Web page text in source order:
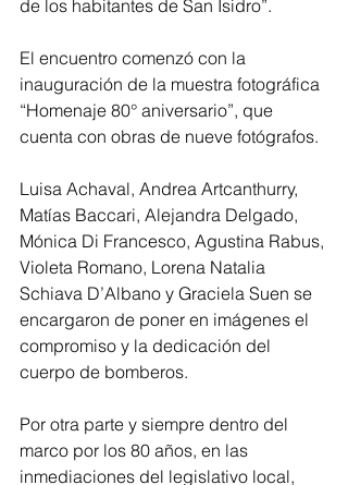
de los habitantes de San Isidro”.
El encuentro comenzó con la
inauguración de la muestra fotográfica
“Homenaje 80° aniversario”, que
cuenta con obras de nueve fotógrafos.
Luisa Achaval, Andrea Artcanthurry,
Matías Baccari, Alejandra Delgado,
Mónica Di Francesco, Agustina Rabus,
Violeta Romano, Lorena Natalia
Schiava D’Albano y Graciela Suen se
encargaron de poner en imágenes el
compromiso y la dedicación del
cuerpo de bomberos.
Por otra parte y siempre dentro del
marco por los 80 años, en las
inmediaciones del legislativo local,